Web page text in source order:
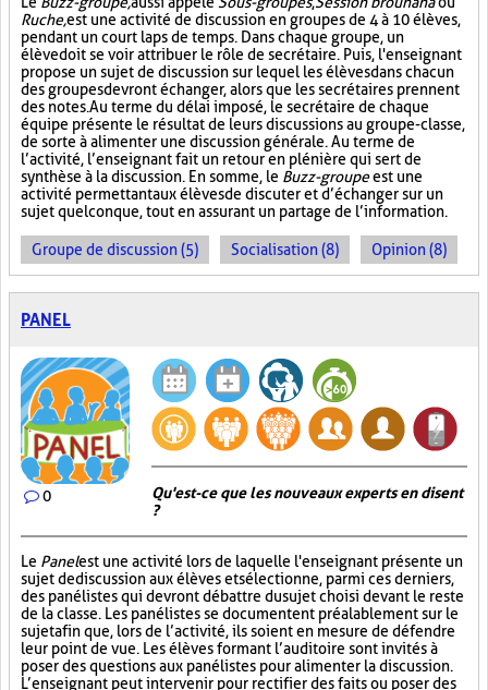
Ruche,est une activité de discussion en groupes de 4 à 10 élèves,
pendant un court laps de temps. Dans chaque groupe, un
élève doit se voir attribuer le rôle de secrétaire. Puis, l'enseignant
propose un sujet de discussion sur lequel les élèves dans chacun
des groupes devront échanger, alors que les secrétaires prennent
des notes. Au terme du délai imposé, le secrétaire de chaque
équipe présente le résultat de leurs discussions au groupe-classe,
de sorte à alimenter une discussion générale. Au terme de
l’activité, l’enseignant fait un retour en plénière qui sert de
synthèse à la discussion. En somme, le Buzz-groupeest une
activité permettant aux élèves de discuter et d’échanger sur un
sujet quelconque, tout en assurant un partage de l’information.
Groupe de discussion (5) Socialisation (8) Opinion (8)
PANEL
0
Qu'est-ce que les nouveaux experts en disent
?
Le Panelest une activité lors de laquelle l'enseignant présente un
sujet de discussion aux élèves et sélectionne, parmi ces derniers,
des panélistes qui devront débattre du sujet choisi devant le reste
de la classe. Les panélistes se documentent préalablement sur le
sujet afin que, lors de l’activité, ils soient en mesure de défendre
leur point de vue. Les élèves formant l’auditoire sont invités à
poser des questions aux panélistes pour alimenter la discussion.
L’enseignant peut intervenir pour rectifier des faits ou poser des